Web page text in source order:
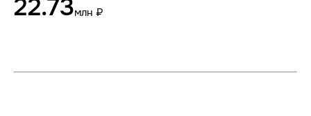
22.73млн ₽